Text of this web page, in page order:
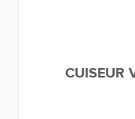
CUISEUR